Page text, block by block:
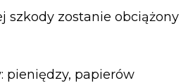
szkody zostanie obciążony
pieniędzy, papierów